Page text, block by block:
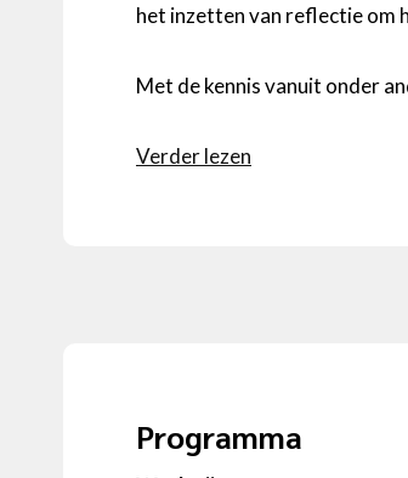
het inzetten van reflectie om
Met de kennis vanuit onder
Verder lezen
Programma